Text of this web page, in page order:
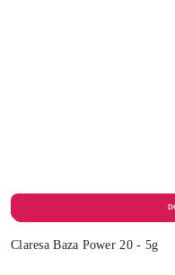
Claresa Baza Power 20 - 5g